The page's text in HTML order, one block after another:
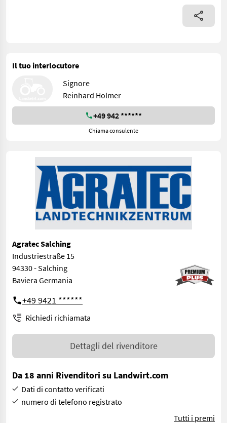
Il tuo interlocutore
Signore
Reinhard Holmer
+49 942 ******
Chiama consulente
Agratec Salching
Industriestraße 15
94330 - Salching
Baviera Germania
+49 9421 ******
Richiedi richiamata
Dettagli del rivenditore
Da 18 anni Rivenditori su Landwirt.com
Dati di contatto verificati
numero di telefono registrato
Tutti i premi